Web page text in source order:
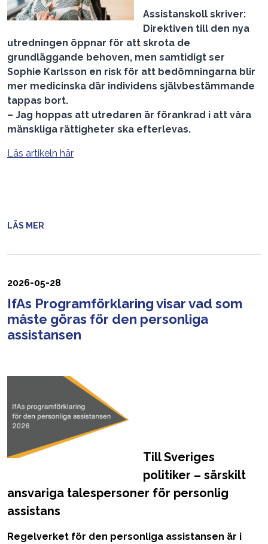
Assistanskoll skriver:
Direktiven till den nya
utredningen öppnar för att skrota de
grundläggande behoven, men samtidigt ser
Sophie Karlsson en risk för att bedömningarna blir
mer medicinska där individens självbestämmande
tappas bort.
– Jag hoppas att utredaren är förankrad i att våra
mänskliga rättigheter ska efterlevas.
Läs artikeln här
LÄS MER
2026-05-28
IfAs Programförklaring visar vad som
måste göras för den personliga
assistansen
Till Sveriges
politiker – särskilt
ansvariga talespersoner för personlig
assistans
Regelverket för den personliga assistansen är i